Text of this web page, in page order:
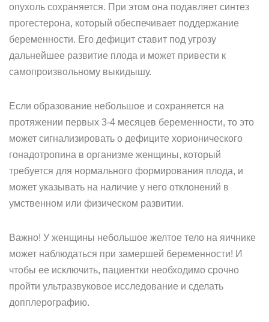
опухоль сохраняется. При этом она подавляет синтез
прогестерона, который обеспечивает поддержание
беременности. Его дефицит ставит под угрозу
дальнейшее развитие плода и может привести к
самопроизвольному выкидышу.
Если образование небольшое и сохраняется на
протяжении первых 3-4 месяцев беременности, то это
может сигнализировать о дефиците хорионического
гонадотропина в организме женщины, который
требуется для нормального формирования плода, и
может указывать на наличие у него отклонений в
умственном или физическом развитии.
Важно! У женщины небольшое желтое тело на яичнике
может наблюдаться при замершей беременности! И
чтобы ее исключить, пациентки необходимо срочно
пройти ультразвуковое исследование и сделать
допплерографию.